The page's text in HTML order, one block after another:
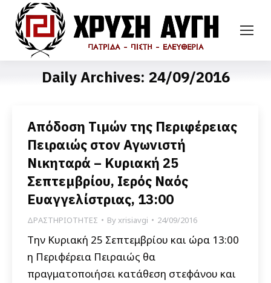
Daily Archives: 24/09/2016
Απόδοση Τιμών της Περιφέρειας
Πειραιώς στον Αγωνιστή
Νικηταρά – Κυριακή 25
Σεπτεμβρίου, Ιερός Ναός
Ευαγγελίστριας, 13:00
ΔΡΑΣΤΗΡΙΟΤΗΤΕΣ Byxrisiavgi 24/09/2016
Την Κυριακή 25 Σεπτεμβρίου και ώρα 13:00
η Περιφέρεια Πειραιώς θα
πραγματοποιήσει κατάθεση στεφάνου και